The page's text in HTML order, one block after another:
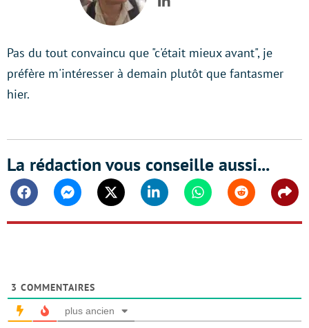
LinkedIn
Pas du tout convaincu que "c'était mieux avant", je
préfère m'intéresser à demain plutôt que fantasmer
hier.
La rédaction vous conseille aussi...
FacebookMessengerTwitter Linkedin WhatsappReddit
3 COMMENTAIRES
plus ancien